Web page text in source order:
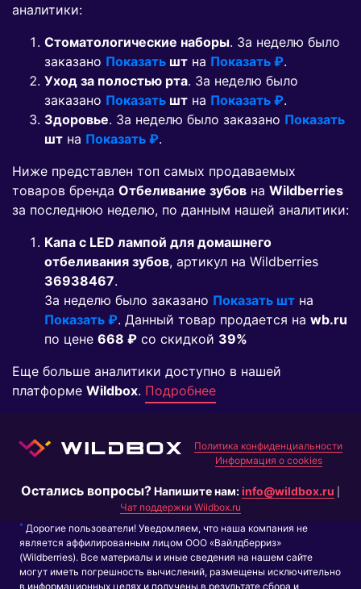
аналитики:
Стоматологические наборы. За неделю было
заказано Показать шт на Показать ₽.
Уход за полостью рта. За неделю было
заказано Показать шт на Показать ₽.
Здоровье. За неделю было заказано Показать
шт на Показать ₽.
Ниже представлен топ самых продаваемых
товаров бренда Отбеливание зубов на Wildberries
за последнюю неделю, по данным нашей аналитики:
Капа с LED лампой для домашнего
отбеливания зубов, артикул на Wildberries
36938467.
За неделю было заказано Показать шт на
Показать ₽. Данный товар продается на wb.ru
по цене 668 ₽ co скидкой 39%
Еще больше аналитики доступно в нашей
платформе Wildbox. Подробнее
Политика конфиденциальности
Информация о cookies
Остались вопросы?Напишите нам:info@wildbox.ru
Чат поддержки Wildbox.ru
* Дорогие пользователи! Уведомляем, что наша компания не
является аффилированным лицом ООО «Вайлдберриз»
(Wildberries). Все материалы и иные сведения на нашем сайте
могут иметь погрешность вычислений, размещены исключительно
в информационных целях и получены в результате сбора и